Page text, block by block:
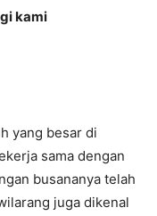
kami
yang besar di
sama dengan
busananya telah
juga dikenal